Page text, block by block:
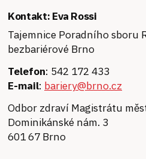
Kontakt: Eva Rossi
Tajemnice Poradního sboru
bezbariérové Brno
Telefon: 542 172 433
E-mail: bariery@brno.cz
Odbor zdraví Magistrátu
Dominikánské nám. 3
601 67 Brno